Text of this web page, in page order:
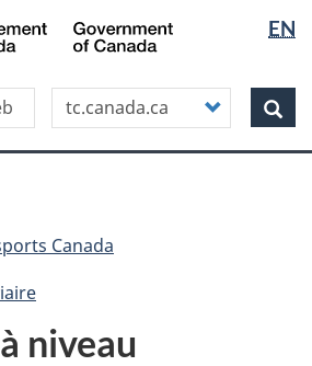
Aller
au
principal
Skip
to
this
site"
Passer
à
version
HTML
simplifiée
la
langue
EN
Canada
Search this site
Customize
your
search
Canada
niveau